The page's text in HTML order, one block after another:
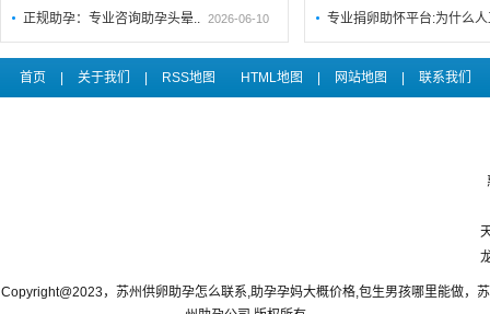
正规助孕：专业咨询助孕头晕.. 2026-06-10
专业捐卵助怀平台:为什么
首页 关于我们 RSS地图 HTML地图 网站地图 联系我们
Copyright@2023，苏州供卵助孕怎么联系,助孕孕妈大概价格,包生男孩哪里能做，苏